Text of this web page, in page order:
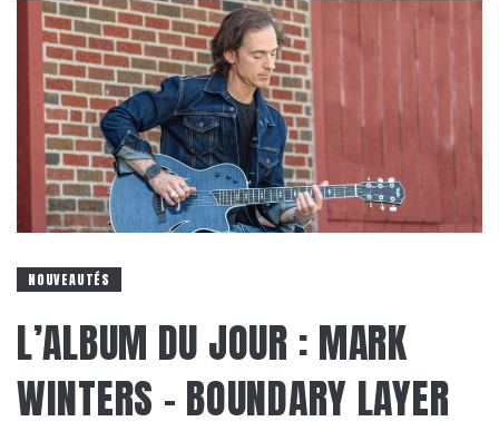
NOUVEAUTÉS
L’ALBUM DU JOUR : MARK
WINTERS – BOUNDARY LAYER